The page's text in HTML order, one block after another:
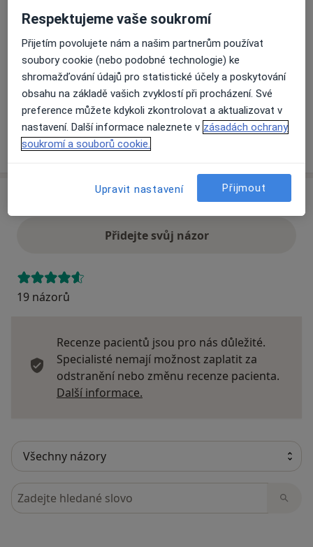
Na této adrese online kalendář není aktivní
Co mám v takové situaci udělat?
Způsoby platby (soukromé návštěvy)
Na teto adrese lékař přijímá pacienty na pojišťovnu
Detaily
Více
Přidejte svůj názor
19 názorů
Recenze pacientů jsou pro nás důležité.
Specialisté nemají možnost zaplatit za
odstranění nebo změnu recenze pacienta.
Další informace.
Hledejte v názorech
Respektujeme vaše soukromí
Přijetím povolujete nám a našim partnerům používat
soubory cookie (nebo podobné technologie) ke
shromažďování údajů pro statistické účely a poskytování
obsahu na základě vašich zvyklostí při procházení. Své
preference můžete kdykoli zkontrolovat a aktualizovat v
nastavení. Další informace naleznete v zásadách ochrany
soukromí a souborů cookie.
Upravit nastavení Přijmout